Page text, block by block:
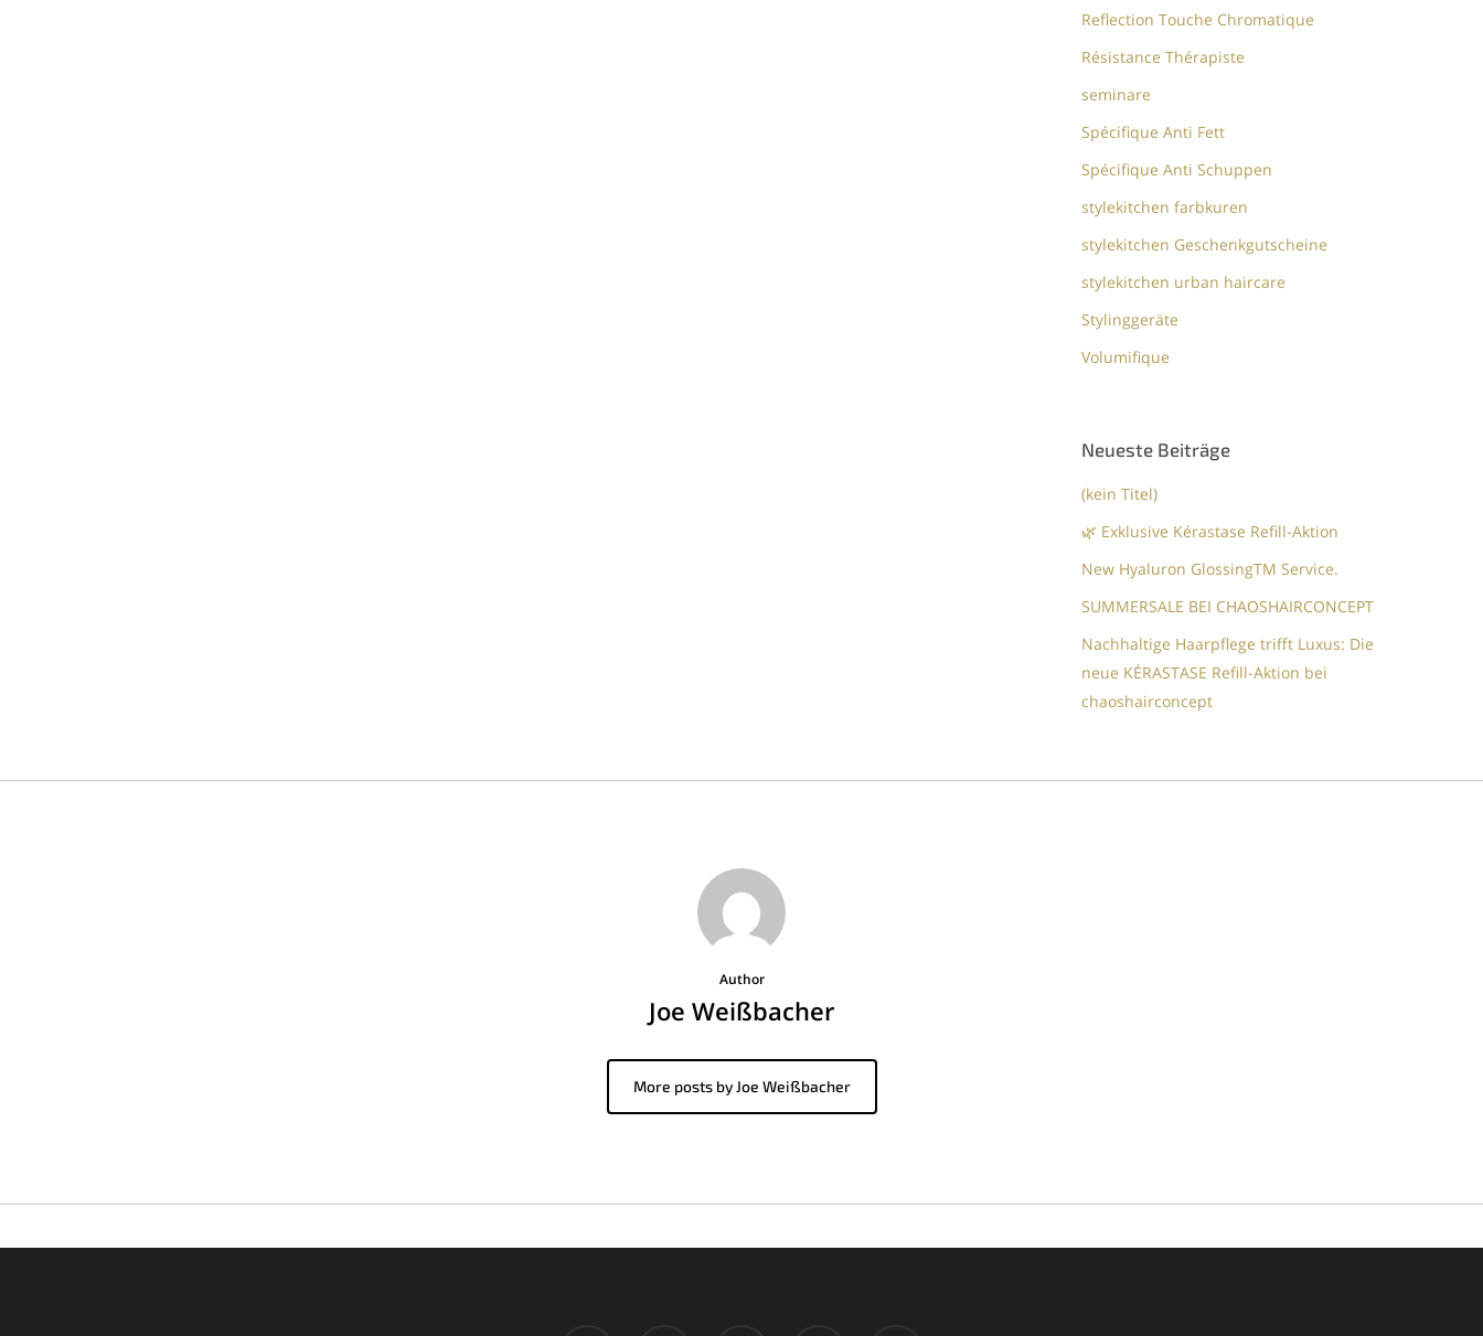
Reflection Touche Chromatique
Résistance Thérapiste
seminare
Spécifique Anti Fett
Spécifique Anti Schuppen
stylekitchen farbkuren
stylekitchen Geschenkgutscheine
stylekitchen urban haircare
Stylinggeräte
Volumifique
Neueste Beiträge
(kein Titel)
🌿 Exklusive Kérastase Refill-Aktion
New Hyaluron GlossingTM​ Service.​
SUMMERSALE BEI CHAOSHAIRCONCEPT
Nachhaltige Haarpflege trifft Luxus: Die
neue KÉRASTASE Refill-Aktion bei
chaoshairconcept
Author
Joe Weißbacher
More posts by Joe Weißbacher